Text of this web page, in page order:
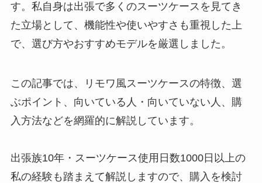
す。私自身は出張で多くのスーツケースを見てき
た立場として、機能性や使いやすさも重視した上
で、選び方やおすすめモデルを厳選しました。
この記事では、リモワ風スーツケースの特徴、選
ぶポイント、向いている人・向いていない人、購
入方法などを網羅的に解説しています。
出張族10年・スーツケース使用日数1000日以上の
私の経験も踏まえて解説しますので、購入を検討